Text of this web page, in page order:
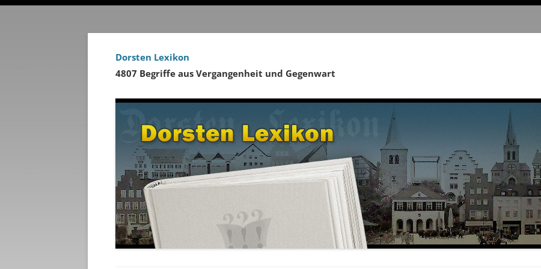
Dorsten Lexikon
4807 Begriffe aus Vergangenheit und Gegenwart